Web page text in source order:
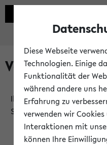
Verlauf
Ihr Verlauf ist leer. Er wird
Sitzung füllen.
Diese Webseite
Technologien. Einige
Funktionalität der
während andere uns
Erfahrung zu
verwenden wir
Interaktionen mit
können Ihre